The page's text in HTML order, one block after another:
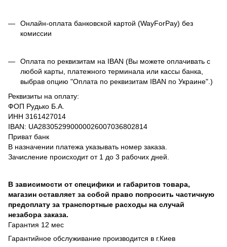
Онлайн-оплата банковской картой (WayForPay) без
комиссии
Оплата по реквизитам на IBAN (Вы можете оплачивать с
любой карты, платежного терминала или кассы банка,
выбрав опцию "Оплата по реквизитам IBAN по Украине".)
Реквизиты на оплату:
ФОП Рудько Б.А.
ИНН 3161427014
IBAN: UA283052990000026007036802814
Приват банк
В назначении платежа указывать номер заказа.
Зачисление происходит от 1 до 3 рабочих дней.
В зависимости от специфики и габаритов товара,
магазин оставляет за собой право попросить частичную
предоплату за транспортные расходы на случай
незабора заказа.
Гарантия 12 мес
Гарантийное обслуживание производится в г.Киев